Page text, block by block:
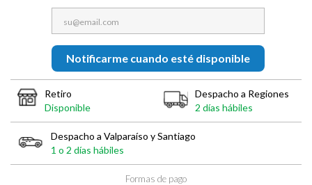
Notificarme cuando esté disponible
Retiro
Disponible
Despacho a Regiones
2 días hábiles
Despacho a Valparaíso y Santiago
1 o 2 días hábiles
Formas de pago